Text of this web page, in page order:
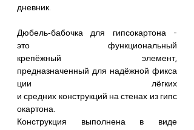
дневник.
Дюбель‑бабочка для гипсокартона -
это функциональный
крепёжный элемент,
предназначенный для надёжной фикса
ции лёгких
и средних конструкций на стенах из гипс
окартона.
Конструкция выполнена в виде